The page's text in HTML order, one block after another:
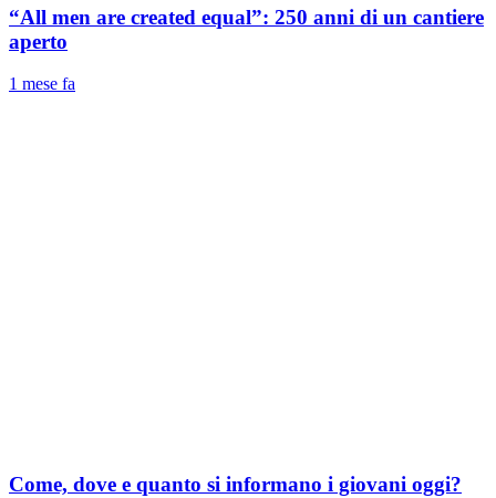
“All men are created equal”: 250 anni di un cantiere
aperto
1 mese fa
Come, dove e quanto si informano i giovani oggi?